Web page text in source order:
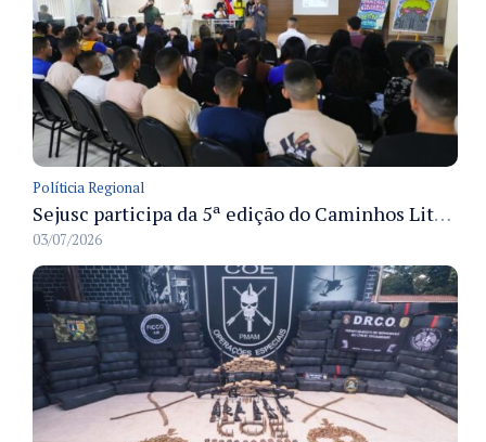
Políticia Regional
Sejusc participa da 5ª edição do Caminhos Literários com foco na cultura hip-hop nas unidades socioeducativas
03/07/2026